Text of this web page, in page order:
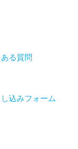
る質問
込みフォーム